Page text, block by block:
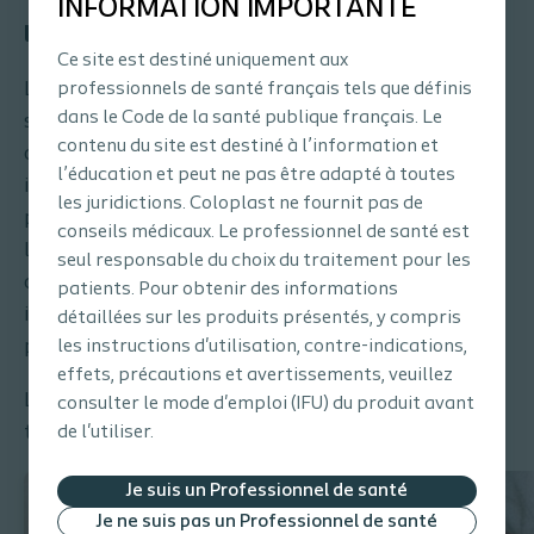
INFORMATION IMPORTANTE
Ce site est destiné uniquement aux
professionnels de santé français tels que définis
dans le Code de la santé publique français. Le
contenu du site est destiné à l’information et
l’éducation et peut ne pas être adapté à toutes
les juridictions. Coloplast ne fournit pas de
conseils médicaux. Le professionnel de santé est
seul responsable du choix du traitement pour les
patients. Pour obtenir des informations
détaillées sur les produits présentés, y compris
les instructions d'utilisation, contre-indications,
effets, précautions et avertissements, veuillez
consulter le mode d'emploi (IFU) du produit avant
de l'utiliser.
Je suis un Professionnel de santé
Je ne suis pas un Professionnel de santé
En pratique - L'apparence de
l’exsudat
L’apparence de l’exsudat est un indicateur de la
santé du lit de la plaie. Le type d’exsudat, sa
couleur et sa consistance / viscosité sont des
indicateurs de la cicatrisation et de l’état de la
plaie. Tout changement inattendu de l’aspect de
l’exsudat peut être le signe d’un retard de
cicatrisation ou du début d’une infection et doit
inciter à réévaluer l’état de la plaie et de la peau
périlésionnelle.
Les images ci-dessous illustrent les différents
types d’exsudat et leurs caractéristiques :